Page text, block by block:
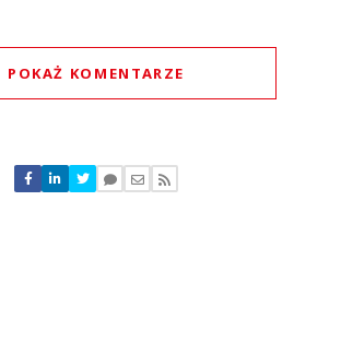
POKAŻ KOMENTARZE
Nie znaleziono komentarzy
swoje komentarze